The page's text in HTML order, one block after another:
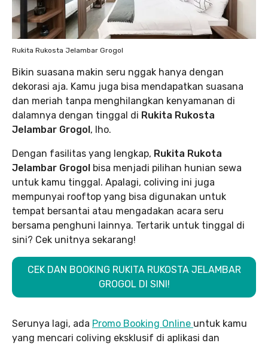
Rukita Rukosta Jelambar Grogol
Bikin suasana makin seru nggak hanya dengan
dekorasi aja. Kamu juga bisa mendapatkan suasana
dan meriah tanpa menghilangkan kenyamanan di
dalamnya dengan tinggal di Rukita Rukosta
Jelambar Grogol, lho.
Dengan fasilitas yang lengkap, Rukita Rukota
Jelambar Grogol bisa menjadi pilihan hunian sewa
untuk kamu tinggal. Apalagi, coliving ini juga
mempunyai rooftop yang bisa digunakan untuk
tempat bersantai atau mengadakan acara seru
bersama penghuni lainnya. Tertarik untuk tinggal di
sini? Cek unitnya sekarang!
CEK DAN BOOKING RUKITA RUKOSTA JELAMBAR
GROGOL DI SINI!
Serunya lagi, ada Promo Booking Online untuk kamu
yang mencari coliving eksklusif di aplikasi dan